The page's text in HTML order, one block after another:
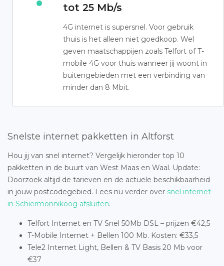
tot 25 Mb/s
4G internet is supersnel. Voor gebruik
thuis is het alleen niet goedkoop. Wel
geven maatschappijen zoals Telfort of T-
mobile 4G voor thuis wanneer jij woont in
buitengebieden met een verbinding van
minder dan 8 Mbit.
Snelste internet pakketten in Altforst
Hou jij van snel internet? Vergelijk hieronder top 10
pakketten in de buurt van West Maas en Waal. Update:
Doorzoek altijd de tarieven en de actuele beschikbaarheid
in jouw postcodegebied. Lees nu verder over snel internet
in Schiermonnikoog afsluiten.
Telfort Internet en TV Snel 50Mb DSL – prijzen €42,5
T-Mobile Internet + Bellen 100 Mb. Kosten: €33,5
Tele2 Internet Light, Bellen & TV Basis 20 Mb voor
€37